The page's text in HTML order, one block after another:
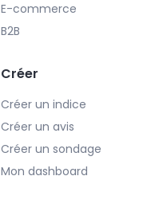
E-commerce
B2B
Créer
Créer un indice
Créer un avis
Créer un sondage
Mon dashboard